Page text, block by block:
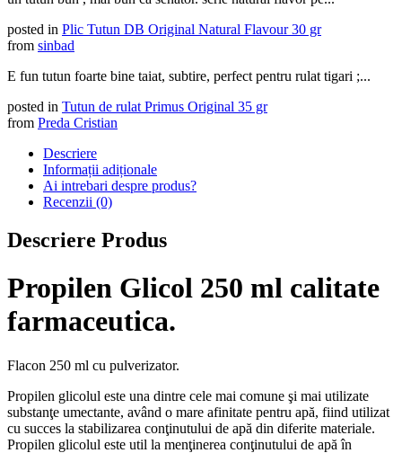
posted in Plic Tutun DB Original Natural Flavour 30 gr
from sinbad
E fun tutun foarte bine taiat, subtire, perfect pentru rulat tigari ;...
posted in Tutun de rulat Primus Original 35 gr
from Preda Cristian
Descriere
Informații adiționale
Ai intrebari despre produs?
Recenzii (0)
Descriere Produs
Propilen Glicol 250 ml calitate
farmaceutica.
Flacon 250 ml cu pulverizator.
Propilen glicolul este una dintre cele mai comune şi mai utilizate
substanţe umectante, având o mare afinitate pentru apă, fiind utilizat
cu succes la stabilizarea conţinutului de apă din diferite materiale.
Propilen glicolul este util la menţinerea conţinutului de apă în